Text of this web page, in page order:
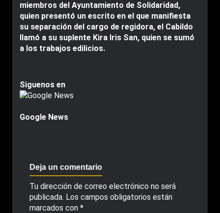
miembros del Ayuntamiento de Solidaridad,
quien presentó un escrito en el que manifiesta
su separación del cargo de regidora, el Cabildo
llamó a su suplente Kira Iris San, quien se sumó
a los trabajos edilicios.
Siguenos en
Google News
Deja un comentario
Tu dirección de correo electrónico no será
publicada. Los campos obligatorios están
marcados con *